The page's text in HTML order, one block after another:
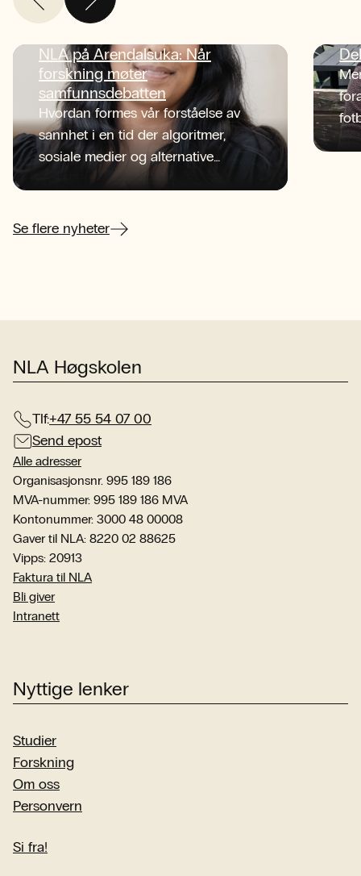
NLA på Arendalsuka: Når
forskning møter
samfunnsdebatten
Hvordan formes vår forståelse av
sannhet i en tid der algoritmer,
sosiale medier og alternative
informasjonskilder konkurrerer om
Se flere nyheter
NLA Høgskolen
Tlf:+47 55 54 07 00
Send epost
Alle adresser
Organisasjonsnr. 995 189 186
MVA-nummer: 995 189 186 MVA
Kontonummer: 3000 48 00008
Gaver til NLA: 8220 02 88625
Vipps: 20913
Faktura til NLA
Bli giver
Intranett
Nyttige lenker
Studier
Forskning
Om oss
Personvern
Si fra!